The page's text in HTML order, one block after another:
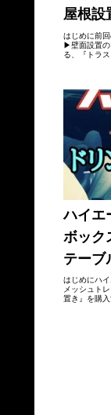
屋根設
はじめに前
▶︎壁面設置の
る、『トラ
は、事前に
ハイエ
ボック
テーブ
はじめにハ
メッシュト
置き』を購
り過ぎるの